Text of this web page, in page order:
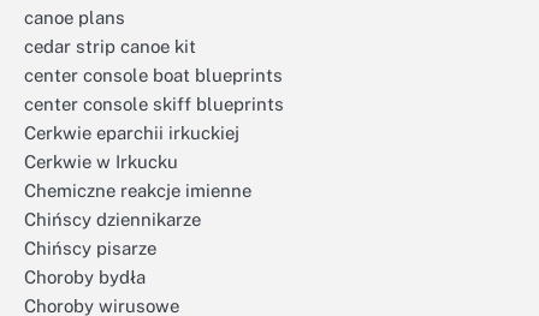
canoe plans
cedar strip canoe kit
center console boat blueprints
center console skiff blueprints
Cerkwie eparchii irkuckiej
Cerkwie w Irkucku
Chemiczne reakcje imienne
Chińscy dziennikarze
Chińscy pisarze
Choroby bydła
Choroby wirusowe